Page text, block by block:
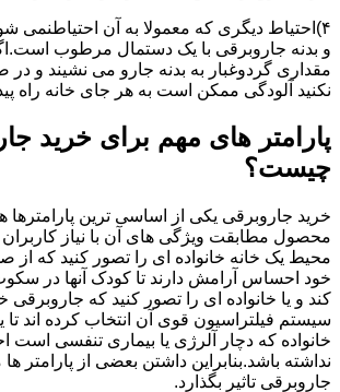
۴)احتیاط دیگری که معمولا به آن احتیاطنمی
و بدنه جاروبرقی با یک دستمال مرطوب
مقداری گردوغبار به بدنه جارو می نشیند و در
نکنید آلودگی ممکن است به هر جای خانه راه
پارامتر های مهم برای خرید
چیست؟
خرید جاروبرقی یکی از اساسی ترین پارامترها
محصول مطابقت ویژگی های آن با نیاز
محیط یک خانه خانواده ای را تصور کنید که از
خود احساس آرامش دارند تا کودک آنها در
کند و یا خانواده ای را تصور کنید که
سیستم فیلتراسیون قوی آن انتخاب کرده اند
خانواده که دچار آلرژی یا بیماری تنفسی است
نداشته باشد.بنابراین داشتن بعضی از پارامتر
جاروبرقی تاثیر بگذارد.